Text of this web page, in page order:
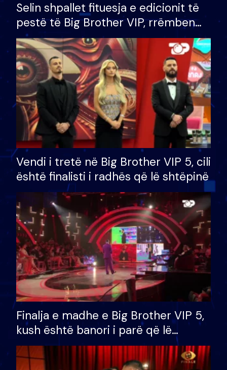
Selin shpallet fituesja e edicionit të
pestë të Big Brother VIP, rrëmben
çmimin e madh prej 100 mijë eurosh
Vendi i tretë në Big Brother VIP 5, cili
është finalisti i radhës që lë shtëpinë
Finalja e madhe e Big Brother VIP 5,
kush është banori i parë që lë
shtëpinë dhe humb mundësinë për
të fituar çmimin e madh